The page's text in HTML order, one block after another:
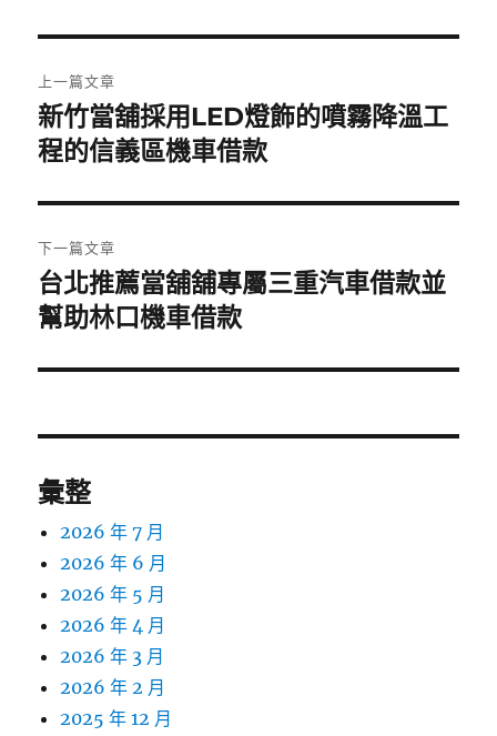
章
導
覽
上一篇文章
上
一
文
章:
新竹當舖採用LED燈飾的噴霧降溫工
程的信義區機車借款
下一篇文章
下
一
文
台北推薦當舖舖專屬三重汽車借款並
幫助林口機車借款
彙整
2026 年 7 月
2026 年 6 月
2026 年 5 月
2026 年 4 月
2026 年 3 月
2026 年 2 月
2025 年 12 月